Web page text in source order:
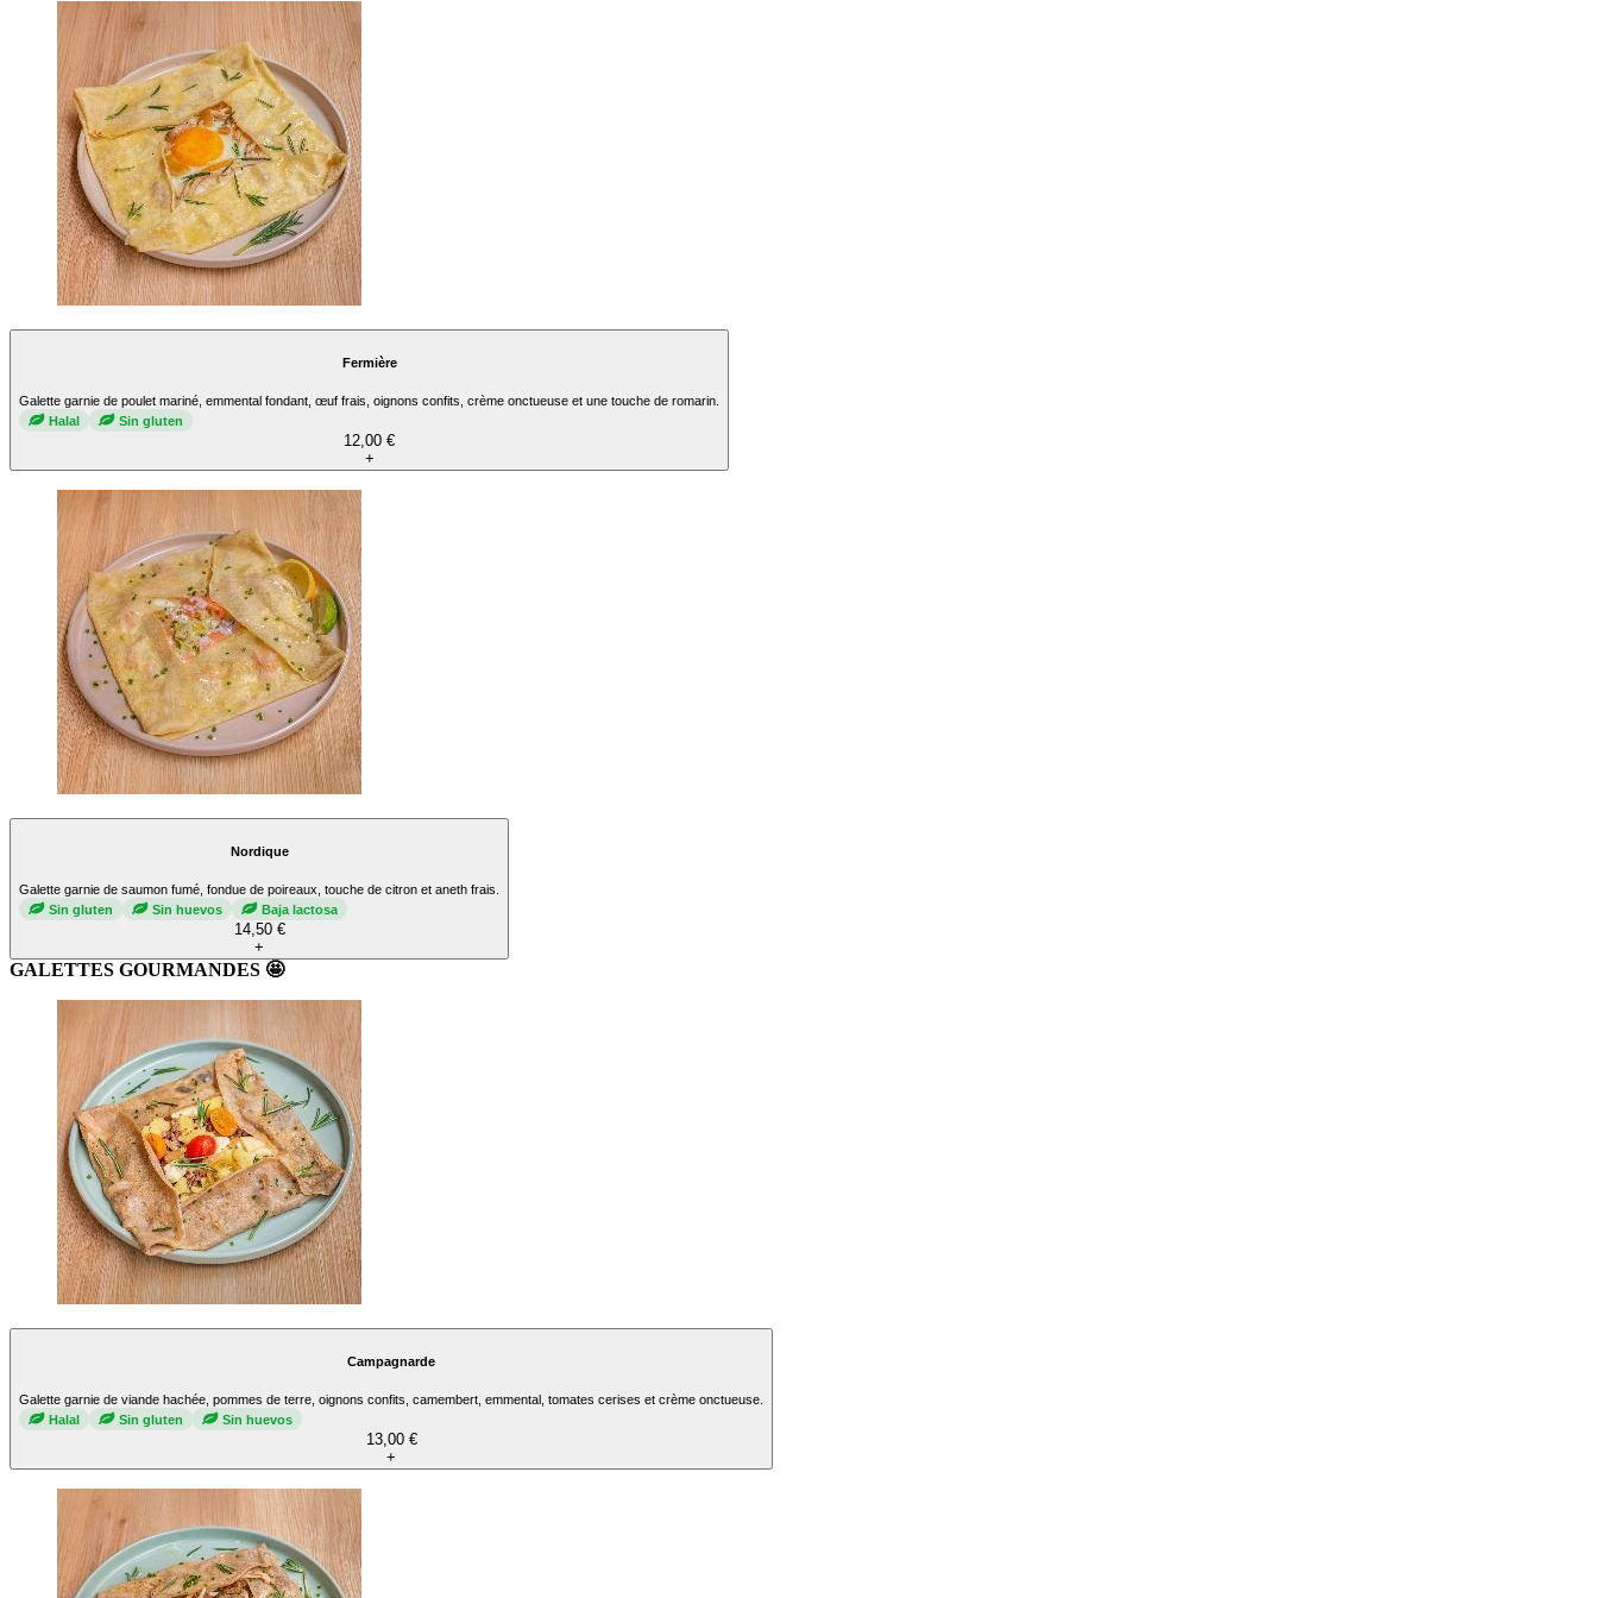
Fermière
Galette garnie de poulet mariné, emmental fondant, œuf frais, oignons confits, crème onctueuse et une touche de romarin.
Halal
Sin gluten
12,00 €
+
Nordique
Galette garnie de saumon fumé, fondue de poireaux, touche de citron et aneth frais.
Sin gluten
Sin huevos Baja lactosa
14,50 €
+
GALETTES GOURMANDES 🤩
Campagnarde
Galette garnie de viande hachée, pommes de terre, oignons confits, camembert, emmental, tomates cerises et crème onctueuse.
Halal
Sin gluten Sin huevos
13,00 €
+